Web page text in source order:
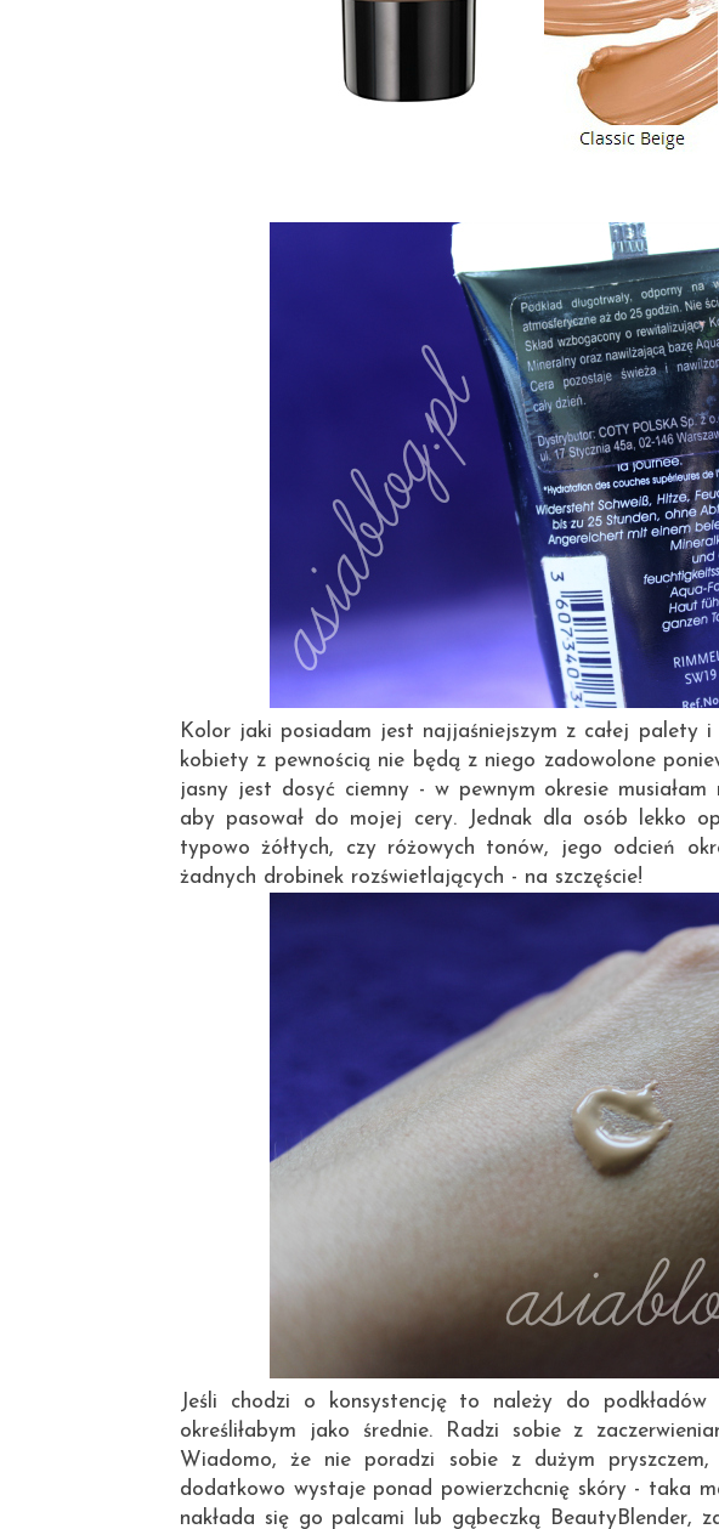
Kolor jaki posiadam jest najjaśniejszym z całej palety
kobiety z pewnością nie będą z niego zadowolone
jasny jest dosyć ciemny - w pewnym okresie musiałam
aby pasował do mojej cery. Jednak dla osób lekko
typowo żółtych, czy różowych tonów, jego odcień
żadnych drobinek rozświetlających - na szczęście!
Jeśli chodzi o konsystencję to należy do
określiłabym jako średnie. Radzi sobie z
Wiadomo, że nie poradzi sobie z dużym
dodatkowo wystaje ponad powierzchcnię skóry - taka
nakłada się go palcami lub gąbeczką BeautyBlender,